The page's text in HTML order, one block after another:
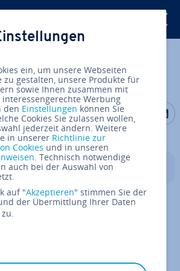
WordPress-
Auf Auf
Shop-Plugin ver­wan­deln Sie die
in ein voll­um­fäng­li­ches E-
Vergleich zu einem klas­si­schen
Ihnen diese Kom­bi­na­ti­on noch
Ge­stal­tung und Er­wei­te­rung
ein, um unsere Webseiten
zu gestalten, unsere Produkte für
sowie Ihnen zusammen mit
Werbung
den Einstellungen können Sie
Cookies Sie zulassen wollen,
jederzeit ändern. Weitere
in unserer Richtlinie zur
Cookies und in unseren
. Technisch notwendige
auch bei der Auswahl von
auf "Akzeptieren" stimmen Sie der
der Übermittlung Ihrer Daten